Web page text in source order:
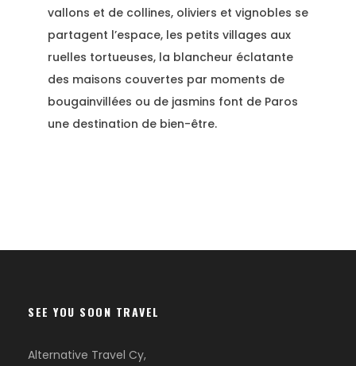
vallons et de collines, oliviers et vignobles se
partagent l’espace, les petits villages aux
ruelles tortueuses, la blancheur éclatante
des maisons couvertes par moments de
bougainvillées ou de jasmins font de Paros
une destination de bien-être.
SEE YOU SOON TRAVEL
Alternative Travel Cy,